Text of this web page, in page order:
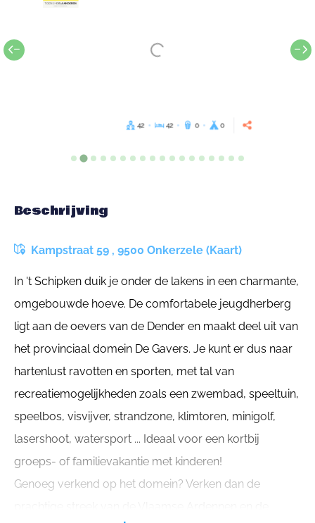
42 42 0 0
Beschrijving
Kampstraat 59 , 9500 Onkerzele (Kaart)
In 't Schipken duik je onder de lakens in een charmante,
omgebouwde hoeve. De comfortabele jeugdherberg
ligt aan de oevers van de Dender en maakt deel uit van
het provinciaal domein De Gavers. Je kunt er dus naar
hartenlust ravotten en sporten, met tal van
recreatiemogelijkheden zoals een zwembad, speeltuin,
speelbos, visvijver, strandzone, klimtoren, minigolf,
lasershoot, watersport ... Ideaal voor een kortbij
groeps- of familievakantie met kinderen!
Genoeg verkend op het domein? Verken dan de